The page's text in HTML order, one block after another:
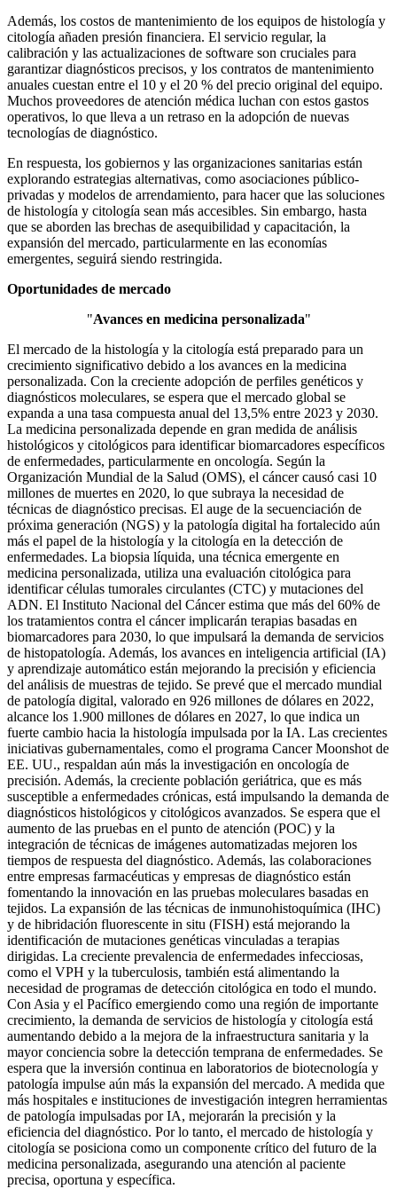
Además, los costos de mantenimiento de los equipos de histología y
citología añaden presión financiera. El servicio regular, la
calibración y las actualizaciones de software son cruciales para
garantizar diagnósticos precisos, y los contratos de mantenimiento
anuales cuestan entre el 10 y el 20 % del precio original del equipo.
Muchos proveedores de atención médica luchan con estos gastos
operativos, lo que lleva a un retraso en la adopción de nuevas
tecnologías de diagnóstico.
En respuesta, los gobiernos y las organizaciones sanitarias están
explorando estrategias alternativas, como asociaciones público-
privadas y modelos de arrendamiento, para hacer que las soluciones
de histología y citología sean más accesibles. Sin embargo, hasta
que se aborden las brechas de asequibilidad y capacitación, la
expansión del mercado, particularmente en las economías
emergentes, seguirá siendo restringida.
Oportunidades de mercado
"Avances en medicina personalizada"
El mercado de la histología y la citología está preparado para un
crecimiento significativo debido a los avances en la medicina
personalizada. Con la creciente adopción de perfiles genéticos y
diagnósticos moleculares, se espera que el mercado global se
expanda a una tasa compuesta anual del 13,5% entre 2023 y 2030.
La medicina personalizada depende en gran medida de análisis
histológicos y citológicos para identificar biomarcadores específicos
de enfermedades, particularmente en oncología. Según la
Organización Mundial de la Salud (OMS), el cáncer causó casi 10
millones de muertes en 2020, lo que subraya la necesidad de
técnicas de diagnóstico precisas. El auge de la secuenciación de
próxima generación (NGS) y la patología digital ha fortalecido aún
más el papel de la histología y la citología en la detección de
enfermedades. La biopsia líquida, una técnica emergente en
medicina personalizada, utiliza una evaluación citológica para
identificar células tumorales circulantes (CTC) y mutaciones del
ADN. El Instituto Nacional del Cáncer estima que más del 60% de
los tratamientos contra el cáncer implicarán terapias basadas en
biomarcadores para 2030, lo que impulsará la demanda de servicios
de histopatología. Además, los avances en inteligencia artificial (IA)
y aprendizaje automático están mejorando la precisión y eficiencia
del análisis de muestras de tejido. Se prevé que el mercado mundial
de patología digital, valorado en 926 millones de dólares en 2022,
alcance los 1.900 millones de dólares en 2027, lo que indica un
fuerte cambio hacia la histología impulsada por la IA. Las crecientes
iniciativas gubernamentales, como el programa Cancer Moonshot de
EE. UU., respaldan aún más la investigación en oncología de
precisión. Además, la creciente población geriátrica, que es más
susceptible a enfermedades crónicas, está impulsando la demanda de
diagnósticos histológicos y citológicos avanzados. Se espera que el
aumento de las pruebas en el punto de atención (POC) y la
integración de técnicas de imágenes automatizadas mejoren los
tiempos de respuesta del diagnóstico. Además, las colaboraciones
entre empresas farmacéuticas y empresas de diagnóstico están
fomentando la innovación en las pruebas moleculares basadas en
tejidos. La expansión de las técnicas de inmunohistoquímica (IHC)
y de hibridación fluorescente in situ (FISH) está mejorando la
identificación de mutaciones genéticas vinculadas a terapias
dirigidas. La creciente prevalencia de enfermedades infecciosas,
como el VPH y la tuberculosis, también está alimentando la
necesidad de programas de detección citológica en todo el mundo.
Con Asia y el Pacífico emergiendo como una región de importante
crecimiento, la demanda de servicios de histología y citología está
aumentando debido a la mejora de la infraestructura sanitaria y la
mayor conciencia sobre la detección temprana de enfermedades. Se
espera que la inversión continua en laboratorios de biotecnología y
patología impulse aún más la expansión del mercado. A medida que
más hospitales e instituciones de investigación integren herramientas
de patología impulsadas por IA, mejorarán la precisión y la
eficiencia del diagnóstico. Por lo tanto, el mercado de histología y
citología se posiciona como un componente crítico del futuro de la
medicina personalizada, asegurando una atención al paciente
precisa, oportuna y específica.